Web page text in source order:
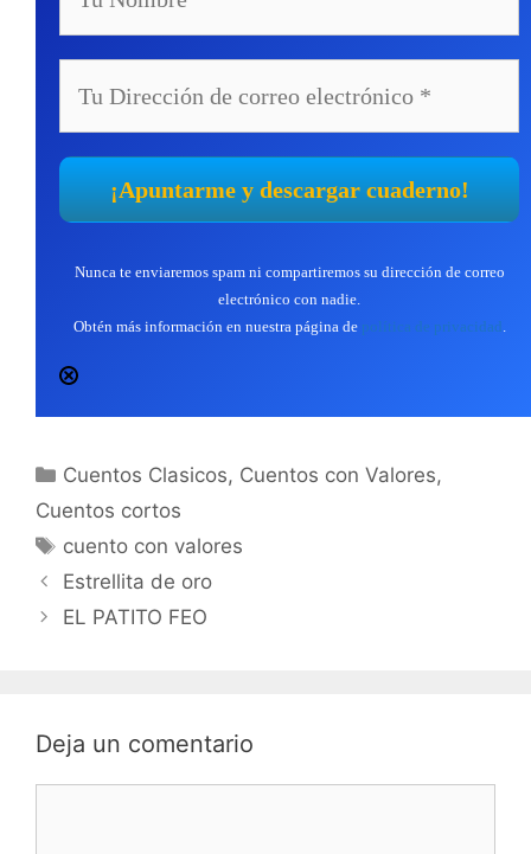
Nunca te enviaremos spam ni compartiremos su dirección de correo
electrónico con nadie.
Obtén más información en nuestra página de política de privacidad.
Categorías
Cuentos Clasicos, Cuentos con Valores,
Cuentos cortos
Etiquetas
cuento con valores
Estrellita de oro
EL PATITO FEO
Deja un comentario